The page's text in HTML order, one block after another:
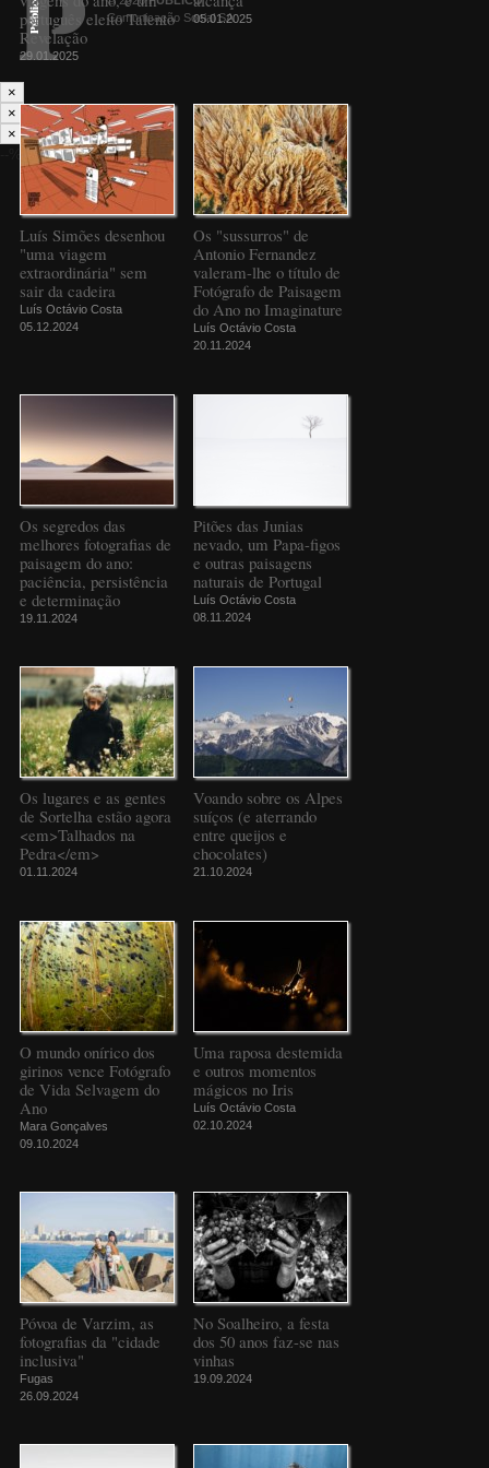
português eleito Talento
Revelação
29.01.2025
05.01.2025
Luís Simões desenhou
"uma viagem
extraordinária" sem
sair da cadeira
Luís Octávio Costa
05.12.2024
Os "sussurros" de
Antonio Fernandez
valeram-lhe o título de
Fotógrafo de Paisagem
do Ano no Imaginature
Luís Octávio Costa
20.11.2024
Os segredos das
melhores fotografias de
paisagem do ano:
paciência, persistência
e determinação
19.11.2024
Pitões das Junias
nevado, um Papa-figos
e outras paisagens
naturais de Portugal
Luís Octávio Costa
08.11.2024
Os lugares e as gentes
de Sortelha estão agora
<em>Talhados na
Pedra</em>
01.11.2024
Voando sobre os Alpes
suíços (e aterrando
entre queijos e
chocolates)
21.10.2024
O mundo onírico dos
girinos vence Fotógrafo
de Vida Selvagem do
Ano
Mara Gonçalves
09.10.2024
Uma raposa destemida
e outros momentos
mágicos no Iris
Luís Octávio Costa
02.10.2024
Póvoa de Varzim, as
fotografias da "cidade
inclusiva"
Fugas
26.09.2024
No Soalheiro, a festa
dos 50 anos faz-se nas
vinhas
19.09.2024
Comunicação Social SA
×
×
×
--%>